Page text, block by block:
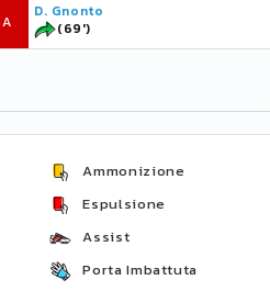
A
D. Gnonto
(69')
Ammonizione
Espulsione
Assist
Porta Imbattuta